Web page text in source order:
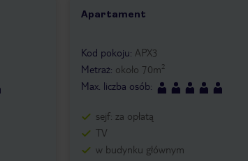
Apartament
1 /4
Kod pokoju: APX3
Metraż: około 70m2
Max. liczba osób:
sejf: za opłatą
TV
w budynku głównym